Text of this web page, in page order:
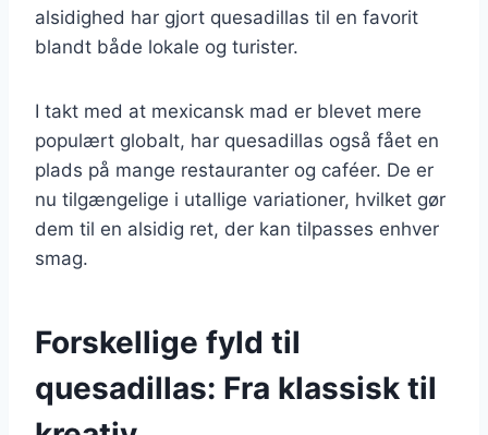
alsidighed har gjort quesadillas til en favorit
blandt både lokale og turister.
I takt med at mexicansk mad er blevet mere
populært globalt, har quesadillas også fået en
plads på mange restauranter og caféer. De er
nu tilgængelige i utallige variationer, hvilket gør
dem til en alsidig ret, der kan tilpasses enhver
smag.
Forskellige fyld til
quesadillas: Fra klassisk til